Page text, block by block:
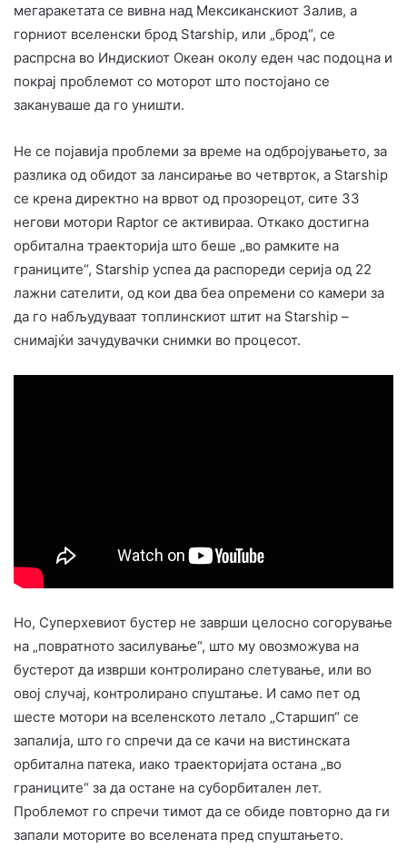
мегаракетата се вивна над Мексиканскиот Залив, а
горниот вселенски брод Starship, или „брод“, се
распрсна во Индискиот Океан околу еден час подоцна и
покрај проблемот со моторот што постојано се
закануваше да го уништи.
Не се појавија проблеми за време на одбројувањето, за
разлика од обидот за лансирање во четврток, а Starship
се крена директно на врвот од прозорецот, сите 33
негови мотори Raptor се активираа. Откако достигна
орбитална траекторија што беше „во рамките на
границите“, Starship успеа да распореди серија од 22
лажни сателити, од кои два беа опремени со камери за
да го набљудуваат топлинскиот штит на Starship –
снимајќи зачудувачки снимки во процесот.
Но, Суперхевиот бустер не заврши целосно согорување
на „повратното засилување“, што му овозможува на
бустерот да изврши контролирано слетување, или во
овој случај, контролирано спуштање. И само пет од
шесте мотори на вселенското летало „Старшип“ се
запалија, што го спречи да се качи на вистинската
орбитална патека, иако траекторијата остана „во
границите“ за да остане на суборбитален лет.
Проблемот го спречи тимот да се обиде повторно да ги
запали моторите во вселената пред спуштањето.